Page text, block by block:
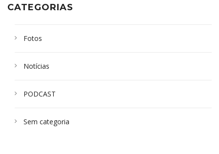
CATEGORIAS
Fotos
Notícias
PODCAST
Sem categoria